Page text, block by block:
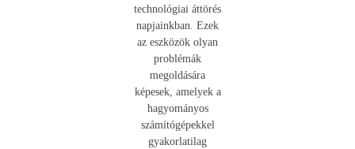
technológiai áttörés
napjainkban. Ezek
az eszközök olyan
problémák
megoldására
képesek, amelyek a
hagyományos
számítógépekkel
gyakorlatilag